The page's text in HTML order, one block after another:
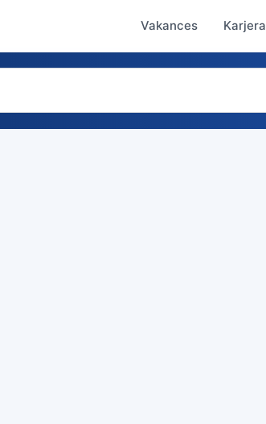
Vakances Karjera